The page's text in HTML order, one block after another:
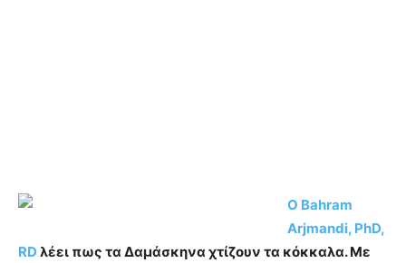
Ο Bahram
Arjmandi, PhD,
RD λέει πως τα Δαμάσκηνα χτίζουν τα κόκκαλα.Με